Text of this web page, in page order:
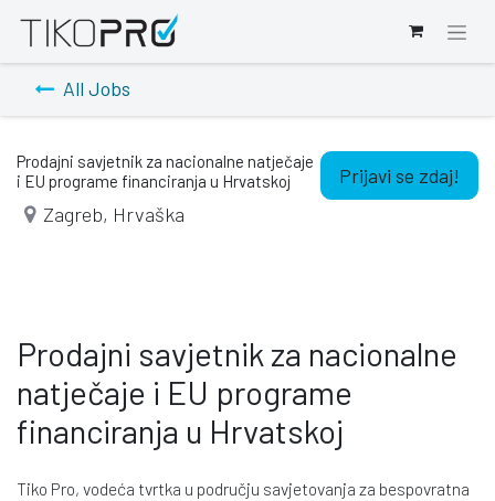
All Jobs
Prijavi se zdaj!
Prodajni savjetnik za nacionalne natječaje
i EU programe financiranja u Hrvatskoj
Zagreb, Hrvaška
Prodajni savjetnik za nacionalne
natječaje i EU programe
financiranja u Hrvatskoj
Tiko Pro, vodeća tvrtka u području savjetovanja za bespovratna